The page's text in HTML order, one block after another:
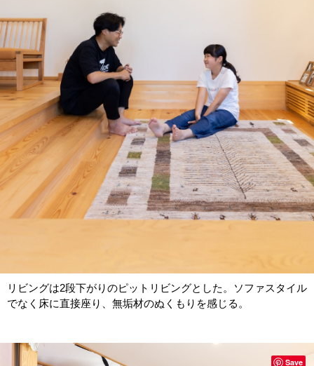
リビングは2段下がりのピットリビングとした。ソファスタイル
でなく床に直接座り、無垢材のぬくもりを感じる。
Save